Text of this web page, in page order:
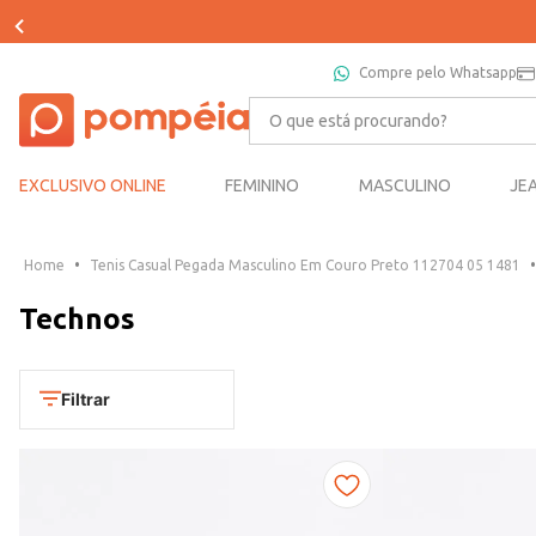
Compre pelo Whatsapp
O que está procurando?
EXCLUSIVO ONLINE FEMININO MASCULINO
Tenis Casual Pegada Masculino Em Couro Preto 112704 05 1481
Technos
Filtrar